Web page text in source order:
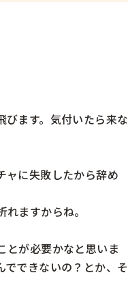
ます。気付いたら来な
ャに失敗したから辞め
ますからね。
とが必要かなと思いま
できないの？とか、そ